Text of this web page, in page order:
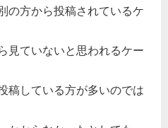
の方から投稿されているケ
見ていないと思われるケー
稿している方が多いのでは